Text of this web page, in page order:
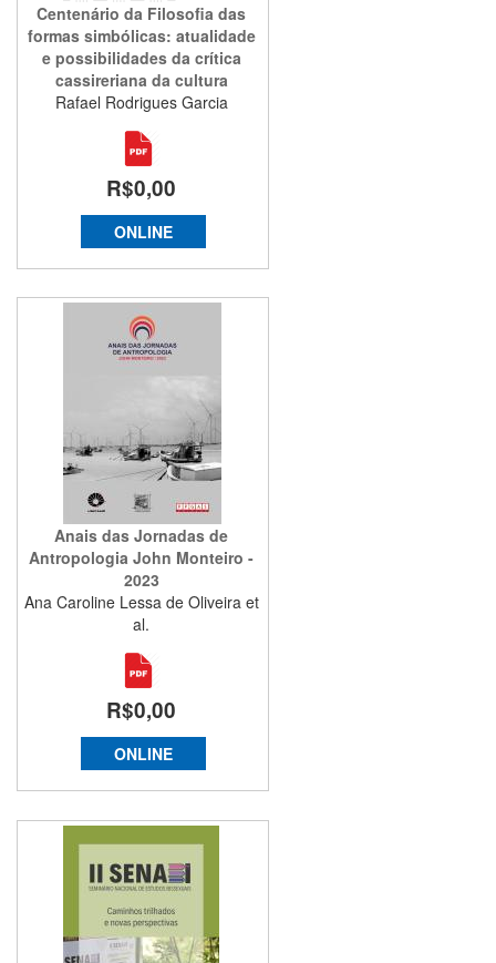
Centenário da Filosofia das
formas simbólicas: atualidade
e possibilidades da crítica
cassireriana da cultura
Rafael Rodrigues Garcia
R$0,00
ONLINE
Anais das Jornadas de
Antropologia John Monteiro -
2023
Ana Caroline Lessa de Oliveira et
al.
R$0,00
ONLINE